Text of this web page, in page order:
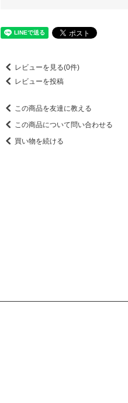
レビューを見る(0件)
レビューを投稿
この商品を友達に教える
この商品について問い合わせる
買い物を続ける